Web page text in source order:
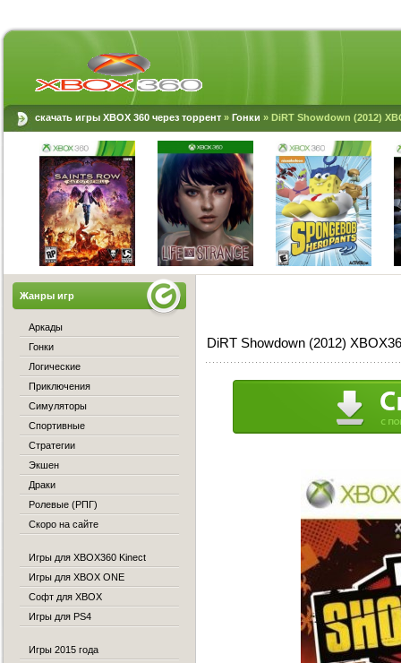
скачать игры XBOX 360 через торрент » Гонки » DiRT Showdown (2012)
DiRT Showdown (2012)
Жанры игр
Аркады
Гонки
Логические
Приключения
Симуляторы
Спортивные
Стратегии
Экшен
Драки
Ролевые (РПГ)
Скоро на сайте
Игры для XBOX360 Kinect
Игры для XBOX ONE
Софт для XBOX
Игры для PS4
Игры 2015 года